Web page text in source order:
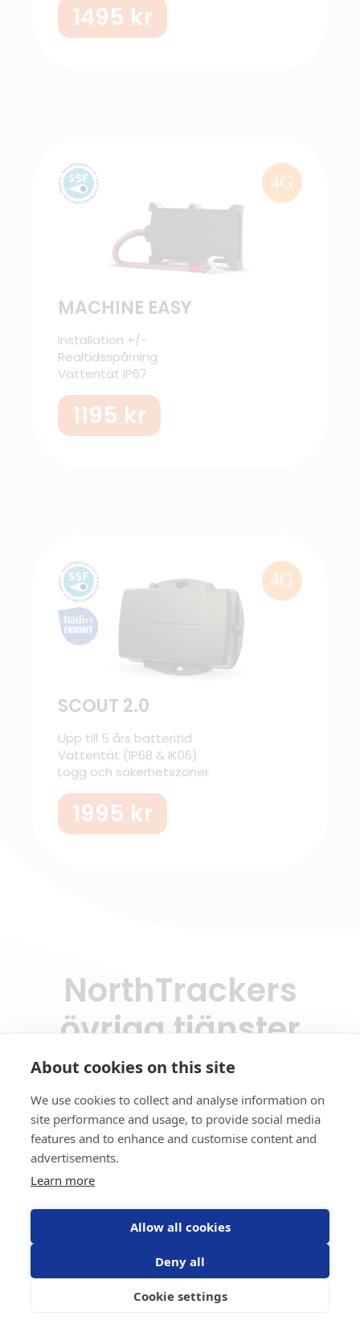
About cookies on this site
We use cookies to collect and analyse information on
site performance and usage, to provide social media
features and to enhance and customise content and
advertisements.
Learn more
Allow all cookies
Deny all
Cookie settings
1495 kr
4G
MACHINE EASY
Installation +/-
Realtidsspårning
Vattentät IP67
1195 kr
4G
SCOUT 2.0
Upp till 5 års batteritid
Vattentät (IP68 & IK06)
Logg och säkerhetszoner
1995 kr
NorthTrackers
övriga tjänster
Digital körjournal
Läs mer om elektronisk körjournal från